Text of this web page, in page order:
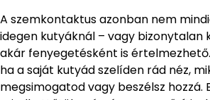
A szemkontaktus azonban nem
idegen kutyáknál – vagy bizonytalan
akár fenyegetésként is
ha a saját kutyád szelíden rád néz,
megsimogatod vagy beszélsz hozzá.